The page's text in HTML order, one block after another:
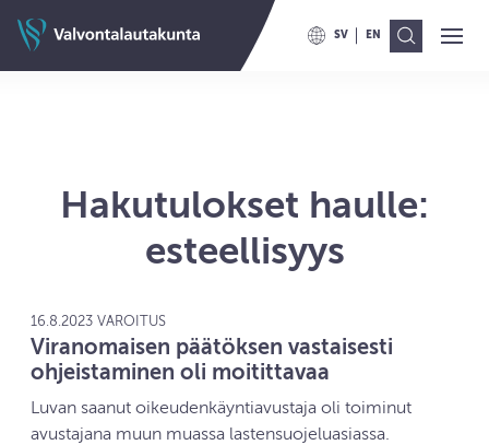
Valvontalautakunnan etusivulleSV
VAIHDA KIELELLE SWITCH
EN
VAIHDA KIELELLE
Hakutulokset haulle:
esteellisyys
16.8.2023 VAROITUS
Viranomaisen päätöksen vastaisesti
ohjeistaminen oli moitittavaa
Luvan saanut oikeudenkäyntiavustaja oli toiminut
avustajana muun muassa lastensuojeluasiassa.